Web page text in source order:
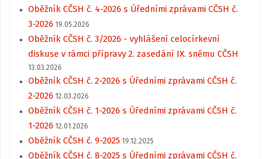
Oběžník CČSH č. 4-2026 s Úředními zprávami CČSH č.
3-2026 19.05.2026
Oběžník CČSH č. 3/2026 - vyhlášení celocírkevní
diskuse v rámci přípravy 2. zasedání IX. sněmu CČSH
13.03.2026
Oběžník CČSH č. 2-2026 s Úředními zprávami CČSH č.
2-2026 12.03.2026
Oběžník CČSH č. 1-2026 s Úředními zprávami CČSH č.
1-2026 12.01.2026
Oběžník CČSH č. 9-2025 19.12.2025
Oběžník CČSH č. 8-2025 s Úředními zprávami CČSH č.